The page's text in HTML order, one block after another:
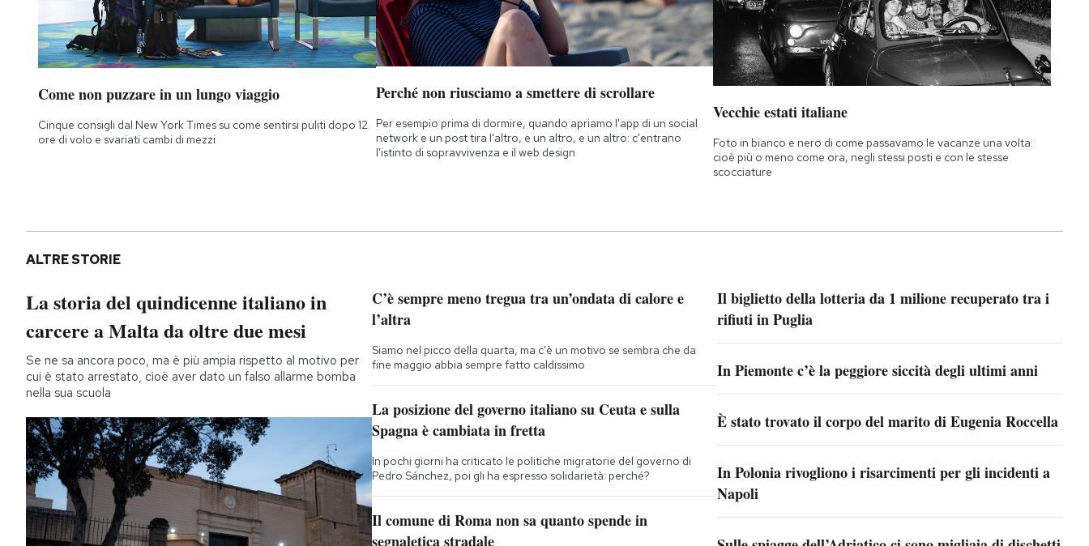
Come non puzzare in un lungo viaggio
Cinque consigli dal New York Times su come sentirsi puliti dopo 12
ore di volo e svariati cambi di mezzi
Perché non riusciamo a smettere di scrollare
Per esempio prima di dormire, quando apriamo l'app di un social
network e un post tira l'altro, e un altro, e un altro: c'entrano
l'istinto di sopravvivenza e il web design
Vecchie estati italiane
Foto in bianco e nero di come passavamo le vacanze una volta:
cioè più o meno come ora, negli stessi posti e con le stesse
scocciature
ALTRE STORIE
La storia del quindicenne italiano in
carcere a Malta da oltre due mesi
Se ne sa ancora poco, ma è più ampia rispetto al motivo per
cui è stato arrestato, cioè aver dato un falso allarme bomba
nella sua scuola
C’è sempre meno tregua tra un’ondata di calore e
l’altra
Siamo nel picco della quarta, ma c'è un motivo se sembra che da
fine maggio abbia sempre fatto caldissimo
La posizione del governo italiano su Ceuta e sulla
Spagna è cambiata in fretta
In pochi giorni ha criticato le politiche migratorie del governo di
Pedro Sánchez, poi gli ha espresso solidarietà: perché?
Il comune di Roma non sa quanto spende in
segnaletica stradale
Il biglietto della lotteria da 1 milione recuperato tra i
rifiuti in Puglia
In Piemonte c’è la peggiore siccità degli ultimi anni
È stato trovato il corpo del marito di Eugenia Roccella
In Polonia rivogliono i risarcimenti per gli incidenti a
Napoli